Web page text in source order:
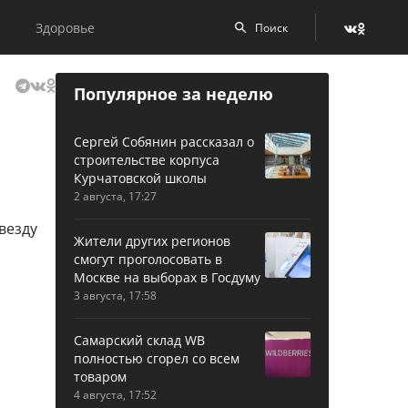
Здоровье
Популярное за неделю
Сергей Собянин рассказал о
строительстве корпуса
Курчатовской школы
2 августа, 17:27
Жители других регионов
смогут проголосовать в
Москве на выборах в Госдуму
3 августа, 17:58
Самарский склад WB
полностью сгорел со всем
товаром
4 августа, 17:52